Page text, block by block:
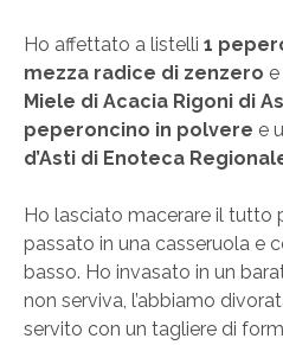
Ho affettato a listelli 1
mezza radice di zenzero
Miele di Acacia Rigoni di
peperoncino in polvere e
d’Asti di Enoteca
Ho lasciato macerare il tutto
passato in una casseruola e
basso. Ho invasato in un
non serviva, l’abbiamo
servito con un tagliere di